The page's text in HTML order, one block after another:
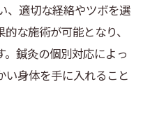
、適切な経絡やツボを選
な施術が可能となり、
鍼灸の個別対応によっ
い身体を手に入れること